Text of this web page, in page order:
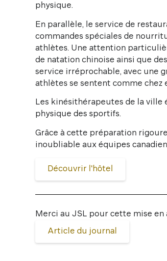
physique.
En parallèle, le service de
commandes spéciales de
athlètes. Une attention
de natation chinoise ainsi que
service irréprochable, avec une
athlètes se sentent comme chez
Les kinésithérapeutes de la
physique des sportifs.
Grâce à cette préparation
inoubliable aux équipes
Découvrir l'hôtel
Merci au JSL pour cette mise en
Article du journal